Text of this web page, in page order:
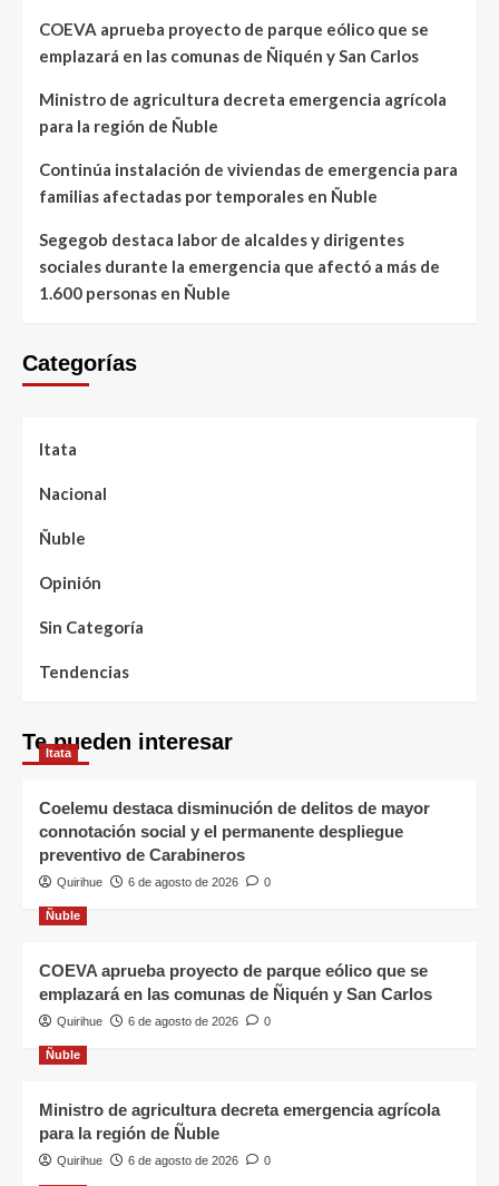
COEVA aprueba proyecto de parque eólico que se
emplazará en las comunas de Ñiquén y San Carlos
Ministro de agricultura decreta emergencia agrícola
para la región de Ñuble
Continúa instalación de viviendas de emergencia para
familias afectadas por temporales en Ñuble
Segegob destaca labor de alcaldes y dirigentes
sociales durante la emergencia que afectó a más de
1.600 personas en Ñuble
Categorías
Itata
Nacional
Ñuble
Opinión
Sin Categoría
Tendencias
Te pueden interesar
Itata
Coelemu destaca disminución de delitos de mayor
connotación social y el permanente despliegue
preventivo de Carabineros
Quirihue 6 de agosto de 2026 0
Ñuble
COEVA aprueba proyecto de parque eólico que se
emplazará en las comunas de Ñiquén y San Carlos
Quirihue 6 de agosto de 2026 0
Ñuble
Ministro de agricultura decreta emergencia agrícola
para la región de Ñuble
Quirihue 6 de agosto de 2026 0